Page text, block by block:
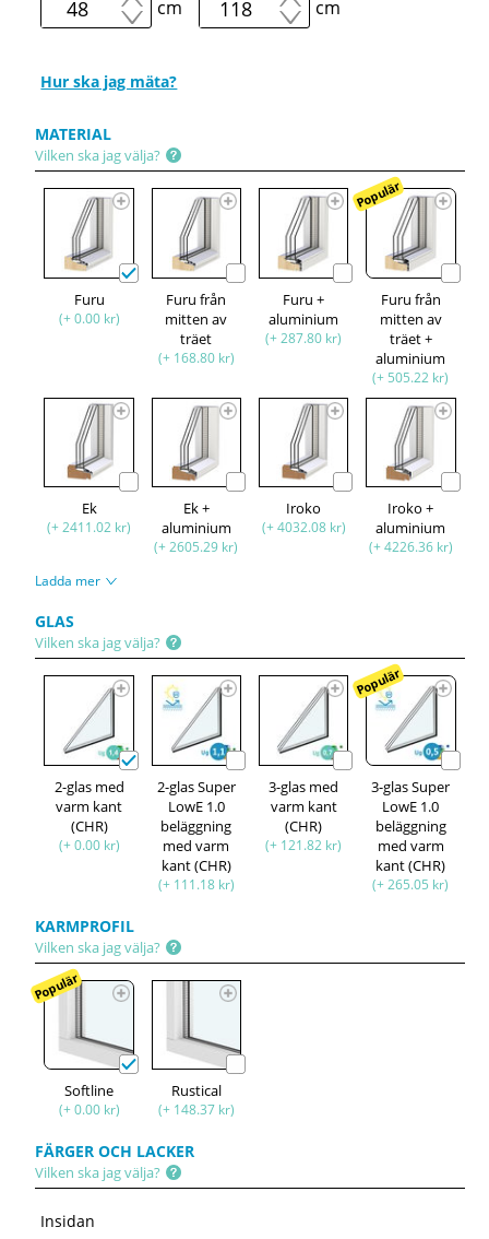
cm cm
Hur ska jag mäta?
MATERIAL
Vilken ska jag välja?
Furu
(+ 0.00 kr)
Furu från
mitten av
träet
(+ 168.80 kr)
Furu +
aluminium
(+ 287.80 kr)
Populär
Furu från
mitten av
träet +
aluminium
(+ 505.22 kr)
Ek
(+ 2411.02 kr)
Ek +
aluminium
(+ 2605.29 kr)
Iroko
(+ 4032.08 kr)
Iroko +
aluminium
(+ 4226.36 kr)
Ladda mer
GLAS
Vilken ska jag välja?
2-glas med
varm kant
(CHR)
(+ 0.00 kr)
2-glas Super
LowE 1.0
beläggning
med varm
kant (CHR)
(+ 111.18 kr)
3-glas med
varm kant
(CHR)
(+ 121.82 kr)
Populär
3-glas Super
LowE 1.0
beläggning
med varm
kant (CHR)
(+ 265.05 kr)
KARMPROFIL
Vilken ska jag välja?
Populär
Softline
(+ 0.00 kr)
Rustical
(+ 148.37 kr)
FÄRGER OCH LACKER
Vilken ska jag välja?
Insidan